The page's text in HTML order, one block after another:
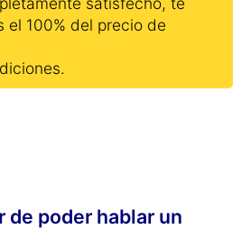
el 100% del precio de
de poder hablar un